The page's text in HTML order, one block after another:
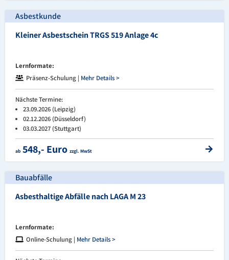
Asbestkunde
Kleiner Asbestschein TRGS 519 Anlage 4c
Lernformate:
Präsenz-Schulung | Mehr Details >
Nächste Termine:
23.09.2026 (Leipzig)
02.12.2026 (Düsseldorf)
03.03.2027 (Stuttgart)
ab 548,- Euro zzgl. MwSt
Bauabfälle
Asbesthaltige Abfälle nach LAGA M 23
Lernformate:
Online-Schulung | Mehr Details >